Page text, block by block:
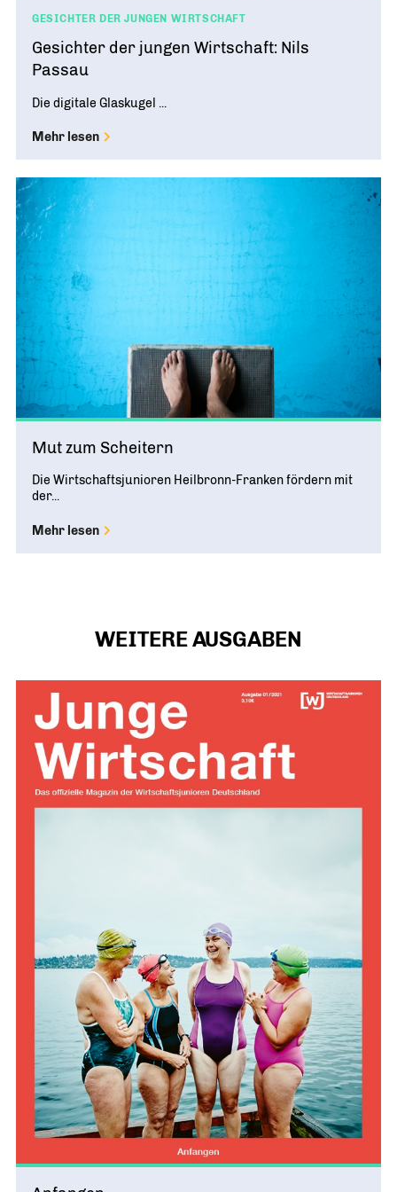
GESICHTER DER JUNGEN WIRTSCHAFT
Gesichter der jungen Wirtschaft: Nils
Passau
Die digitale Glaskugel ...
Mehr lesen
Mut zum Scheitern
Die Wirtschaftsjunioren Heilbronn-Franken fördern mit
der...
Mehr lesen
WEITERE AUSGABEN